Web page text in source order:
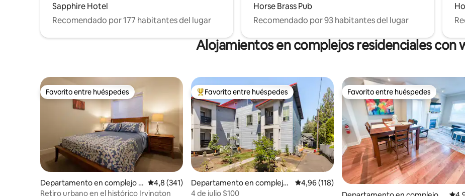
Sapphire Hotel
Recomendado por 177 habitantes del lugar
Horse Brass Pub
Recomendado por 93 habitantes del lugar
Alojamientos en complejos residenciales con
Favorito entre huéspedes
Favorito entre huéspedes
Departamento en complejo r
esidencial en Northeast Portl
Calificación promedio: 4,8 de 5. 341 evaluaciones
4,8 (341)
Retiro urbano en el histórico Irvington
Favorito entre los huéspedes más destacados
Favorito entre huéspedes
Departamento en complejo
residencial en Southwest Po
Calificación promedio: 4,96 de 5. 118
4,96 (118)
4 de julio $100
Favorito entre huéspedes
Favorito entre huéspedes